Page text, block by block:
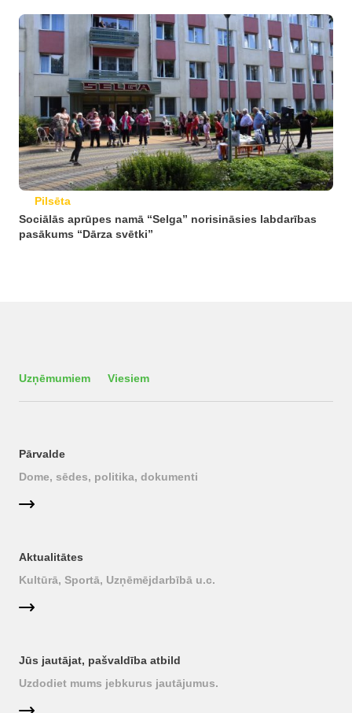
Pilsēta
Sociālās aprūpes namā “Selga” norisināsies labdarības
pasākums “Dārza svētki”
Uzņēmumiem Viesiem
Pārvalde
Dome, sēdes, politika, dokumenti
Aktualitātes
Kultūrā, Sportā, Uzņēmējdarbībā u.c.
Jūs jautājat, pašvaldība atbild
Uzdodiet mums jebkurus jautājumus.